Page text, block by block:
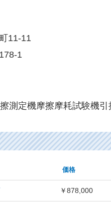
11-11
1
測定機摩擦摩耗試験機
価格
￥878,000